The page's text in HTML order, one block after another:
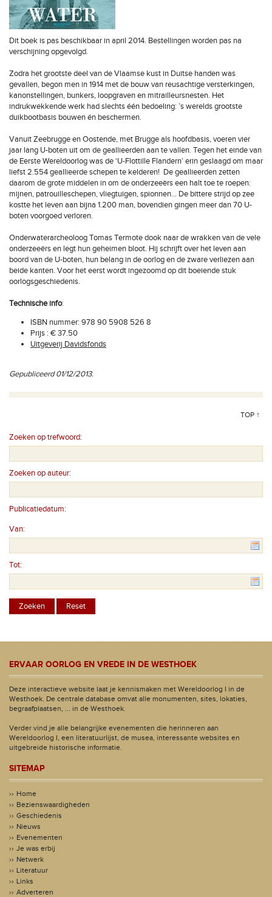
Dit boek is pas beschikbaar in april 2014. Bestellingen worden pas na
verschijning opgevolgd.
Zodra het grootste deel van de Vlaamse kust in Duitse handen was
gevallen, begon men in 1914 met de bouw van reusachtige versterkingen,
kanonstellingen, bunkers, loopgraven en mitrailleursnesten. Het
indrukwekkende werk had slechts één bedoeling: ’s werelds grootste
duikbootbasis bouwen én beschermen.
Vanuit Zeebrugge en Oostende, met Brugge als hoofdbasis, voeren vier
jaar lang U-boten uit om de geallieerden aan te vallen. Tegen het einde van
de Eerste Wereldoorlog was de ‘U-Flottille Flandern’ erin geslaagd om maar
liefst 2.554 geallieerde schepen te kelderen! De geallieerden zetten
daarom de grote middelen in om de onderzeeërs een halt toe te roepen:
mijnen, patrouilleschepen, vliegtuigen, spionnen… De bittere strijd op zee
kostte het leven aan bijna 1.200 man, bovendien gingen meer dan 70 U-
boten voorgoed verloren.
Onderwaterarcheoloog Tomas Termote dook naar de wrakken van de vele
onderzeeërs en legt hun geheimen bloot. Hij schrijft over het leven aan
boord van de U-boten, hun belang in de oorlog en de zware verliezen aan
beide kanten. Voor het eerst wordt ingezoomd op dit boeiende stuk
oorlogsgeschiedenis.
Technische info:
ISBN nummer: 978 90 5908 526 8
Prijs : € 37.50
Uitgeverij Davidsfonds
Gepubliceerd 01/12/2013.
TOP ↑
Zoeken op trefwoord:
Zoeken op auteur:
Publicatiedatum:
Van:
Tot:
ERVAAR OORLOG EN VREDE IN DE WESTHOEK
Deze interactieve website laat je kennismaken met Wereldoorlog I in de
Westhoek. De centrale database omvat alle monumenten, sites, lokaties,
begraafplaatsen, ... in de Westhoek.
Verder vind je alle belangrijke evenementen die herinneren aan
Wereldoorlog I, een literatuurlijst, de musea, interessante websites en
uitgebreide historische informatie.
SITEMAP
Home
Bezienswaardigheden
Geschiedenis
Nieuws
Evenementen
Je was erbij
Netwerk
Literatuur
Links
Adverteren